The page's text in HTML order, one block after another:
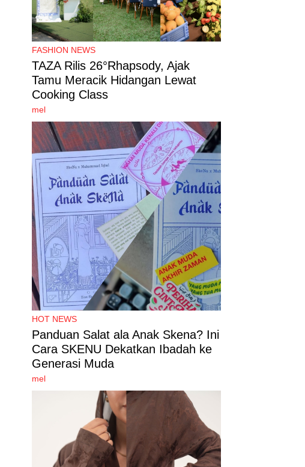
FASHION NEWS
TAZA Rilis 26°Rhapsody, Ajak
Tamu Meracik Hidangan Lewat
Cooking Class
mel
HOT NEWS
Panduan Salat ala Anak Skena? Ini
Cara SKENU Dekatkan Ibadah ke
Generasi Muda
mel